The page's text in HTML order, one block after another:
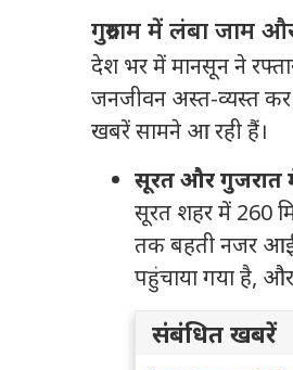
गुरुग्राम में लंबा जाम
देश भर में मानसून ने
जनजीवन अस्त-व्यस्त कर
खबरें सामने आ रही हैं।
सूरत और गुजरात
सूरत शहर में 260
तक बहती नजर
पहुंचाया गया है,
संबंधित खबरें